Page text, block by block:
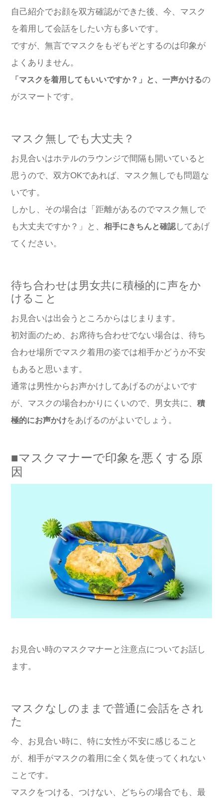
自己紹介でお顔を双方確認ができた後、今、マスク
を着用して会話をしたい方も多いです。
ですが、無言でマスクをもぞもぞとするのは印象が
よくありません。
「マスクを着用してもいいですか？」と、一声かけるの
がスマートです。
マスク無しでも大丈夫？
お見合いはホテルのラウンジで間隔も開いていると
思うので、双方OKであれば、マスク無しでも問題な
いです。
しかし、その場合は「距離があるのでマスク無しで
も大丈夫ですか？」と、 相手にきちんと確認してあげ
てください。
待ち合わせは男女共に積極的に声をか
けること
お見合いは出会うところからはじまります。
初対面のため、お席待ち合わせでない場合は、待ち
合わせ場所でマスク着用の姿では相手かどうか不安
もあると思います。
通常は男性からお声かけしてあげるのがよいです
が、マスクの場合わかりにくいので、男女共に、 積
極的にお声かけをあげるのがよいでしょう。
■マスクマナーで印象を悪くする原
因
お見合い時のマスクマナーと注意点についてお話し
ます。
マスクなしのままで普通に会話をされ
た
今、お見合い時に、特に女性が不安に感じること
が、相手がマスクの着用に全く気を使ってくれない
ことです。
マスクをつける、つけない、どちらの場合でも、最